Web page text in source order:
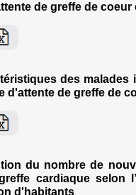
de greffe de coeur
des malades
d'attente de greffe de
du nombre de
cardiaque selon
d'habitants